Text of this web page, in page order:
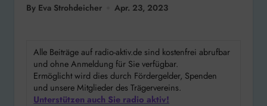
By Eva Strohdeicher Apr. 23, 2023
Alle Beiträge auf radio-aktiv.de sind kostenfrei abrufbar
und ohne Anmeldung für Sie verfügbar.
Ermöglicht wird dies durch Fördergelder, Spenden
und unsere Mitglieder des Trägervereins.
Unterstützen auch Sie radio aktiv!